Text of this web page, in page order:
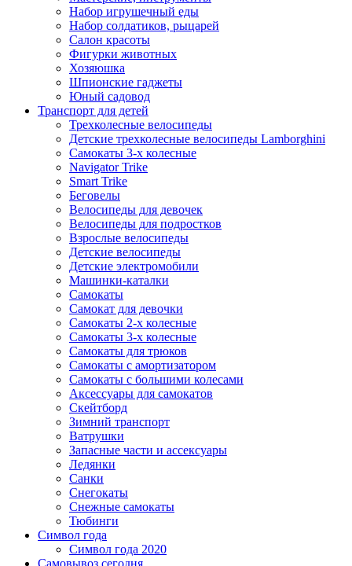
Набор игрушечный еды
Набор солдатиков, рыцарей
Салон красоты
Фигурки животных
Хозяюшка
Шпионские гаджеты
Юный садовод
Транспорт для детей
Трехколесные велосипеды
Детские трехколесные велосипеды Lamborghini
Самокаты 3-х колесные
Navigator Trike
Smart Trike
Беговелы
Велосипеды для девочек
Велосипеды для подростков
Взрослые велосипеды
Детские велосипеды
Детские электромобили
Машинки-каталки
Самокаты
Самокат для девочки
Самокаты 2-х колесные
Самокаты 3-х колесные
Самокаты для трюков
Самокаты с амортизатором
Самокаты с большими колесами
Аксессуары для самокатов
Скейтборд
Зимний транспорт
Ватрушки
Запасные части и ассексуары
Ледянки
Санки
Снегокаты
Снежные самокаты
Тюбинги
Символ года
Символ года 2020
Самовывоз сегодня